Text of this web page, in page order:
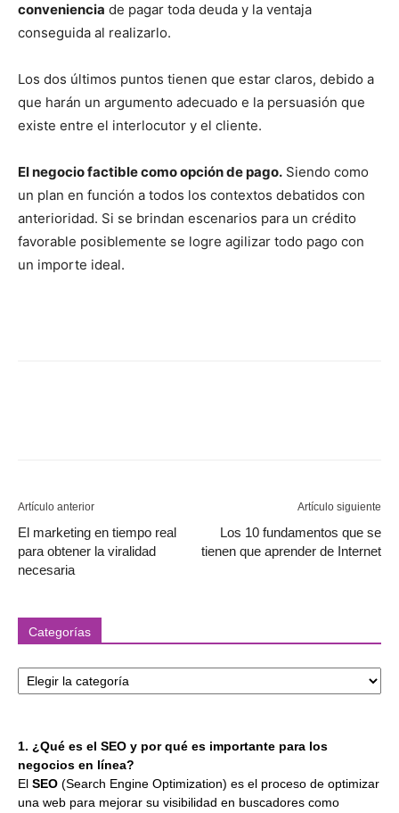
conveniencia de pagar toda deuda y la ventaja
conseguida al realizarlo.
Los dos últimos puntos tienen que estar claros, debido a
que harán un argumento adecuado e la persuasión que
existe entre el interlocutor y el cliente.
El negocio factible como opción de pago. Siendo como
un plan en función a todos los contextos debatidos con
anterioridad. Si se brindan escenarios para un crédito
favorable posiblemente se logre agilizar todo pago con
un importe ideal.
Artículo anterior
El marketing en tiempo real
para obtener la viralidad
necesaria
Artículo siguiente
Los 10 fundamentos que se
tienen que aprender de Internet
Categorías
Categorías
1. ¿Qué es el SEO y por qué es importante para los
negocios en línea?
El SEO (Search Engine Optimization) es el proceso de optimizar
una web para mejorar su visibilidad en buscadores como